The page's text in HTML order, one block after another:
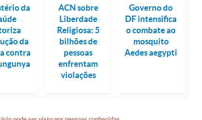
da
da
contra
ACN sobre
Liberdade
Religiosa: 5
bilhões de
pessoas
enfrentam
violações
Governo do
DF intensifica
o combate ao
mosquito
Aedes aegypti